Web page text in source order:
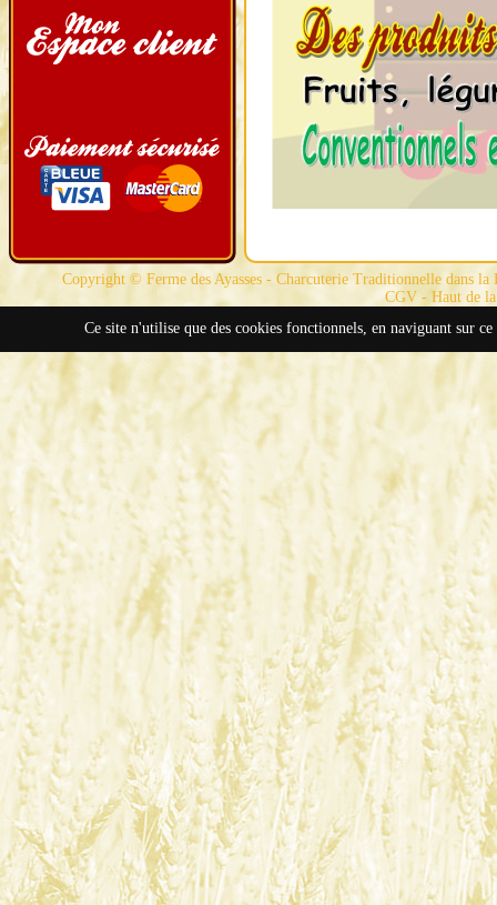
Copyright © Ferme des Ayasses - Charcuterie Traditionnelle dans
CGV- Haut de
Ce site n'utilise que des cookies fonctionnels, en naviguant sur